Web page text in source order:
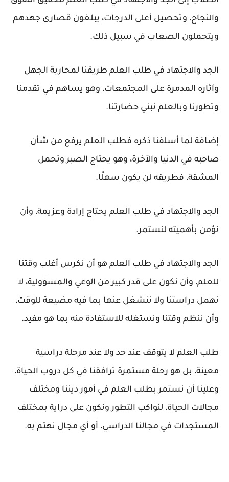
والنجاح، وتحصيل أعلى الدرجات، يبلغون قصارى جهدهم
ويتحملون الصعاب في سبيل ذلك.
الجد والاجتهاد في طلب العلم طريقنا لمحاربة الجهل
وآثاره المدمرة على المجتمعات، وهو يساهم في تقدمنا
وتطورنا وبالعلم نبني حضارتنا.
إضافة لما أسلفنا ذكره فطلب العلم يرفع من شأن
صاحبه في الدنيا والآخرة، وهو يحتاج الصبر وتحمل
المشقة، فطريقه لن يكون سهلًا.
الجد والاجتهاد في طلب العلم يحتاج إرادة وعزيمة، وأن
نؤمن بأهميته لنستمر.
الجد والاجتهاد في طلب العلم هو أن نكرس أغلب وقتنا
للعلم، وأن نكون على قدر كبير من الوعي والمسؤولية، لا
نهمل دراستنا ولا ننشغل عنها بما فيه مضيعة للوقت،
وأن ننظم وقتنا ونستغله للاستفادة منه بما هو مفيد.
طلب العلم لا يتوقف عند حد ولا عند مرحلة دراسية
معينة، بل هو رحلة مستمرة ترافقنا في كل دروب الحياة،
وعلينا أن نستمر بطلب العلم في أمور ديننا ومختلف
مجالات الحياة، لنواكب التطور ونكون على دراية بمختلف
المستجدات في مجالنا الدراسي، أو أي مجال نهتم به.